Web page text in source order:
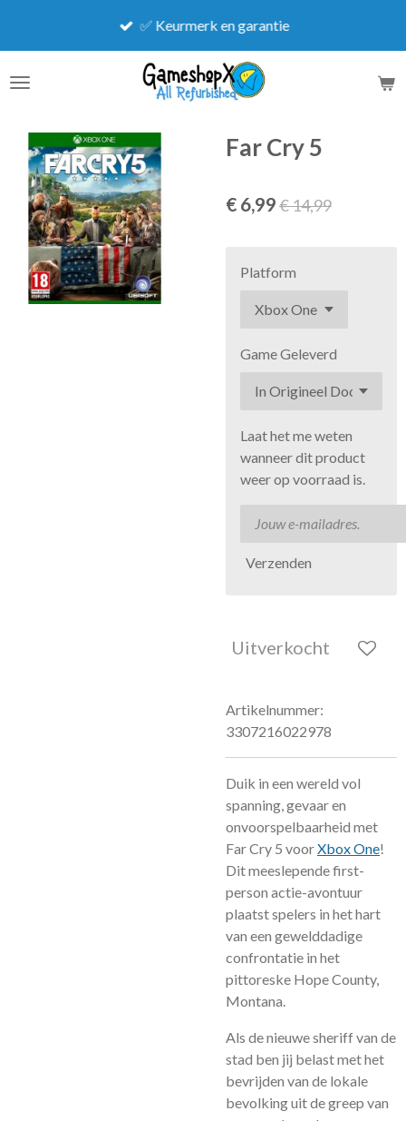
de
✅ Keurmerk en garantie
Far Cry 5
€ 6,99€ 14,99
Platform
Game Geleverd
Laat het me weten
wanneer dit product
weer op voorraad is.
Verzenden
Uitverkocht
Artikelnummer:
3307216022978
Duik in een wereld vol
spanning, gevaar en
onvoorspelbaarheid met
Far Cry 5 voorXbox One!
Dit meeslepende first-
person actie-avontuur
plaatst spelers in het hart
van een gewelddadige
confrontatie in het
pittoreske Hope County,
Montana.
Als de nieuwe sheriff van de
stad ben jij belast met het
bevrijden van de lokale
bevolking uit de greep van